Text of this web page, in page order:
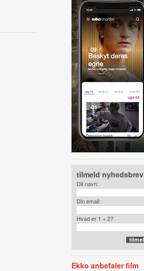
tilmeld nyhedsbrev
Dit navn:
Din email:
Hvad er 1 + 2?
Ekko anbefaler film